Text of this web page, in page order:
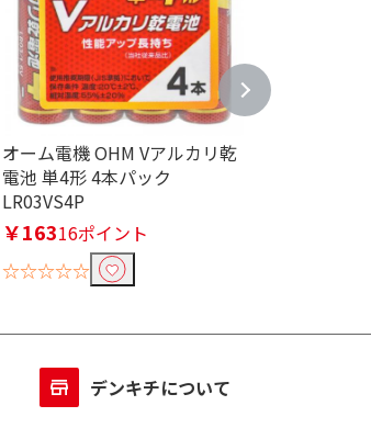
11～20本
オーム電機 OHM Vアルカリ乾
電池 単4形 4本パック
LR03VS4P
￥16316ポイント
☆☆☆☆☆
Panasonic パ
ループプロ 単
デンキチについて